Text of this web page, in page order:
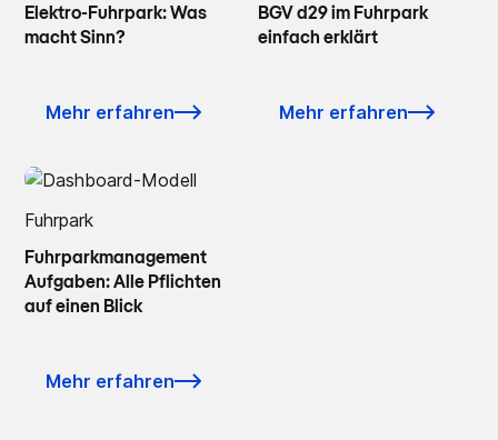
Elektro-Fuhrpark: Was
macht Sinn?
Mehr erfahren
BGV d29 im Fuhrpark
einfach erklärt
Mehr erfahren
Fuhrpark
Fuhrparkmanagement
Aufgaben: Alle Pflichten
auf einen Blick
Mehr erfahren